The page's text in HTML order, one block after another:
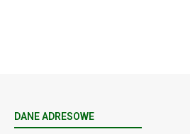
DANE ADRESOWE